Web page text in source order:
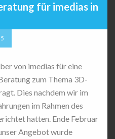
für imedias in
von imedias für eine
zum Thema 3D-
Dies nachdem wir im
im Rahmen des
hatten. Ende Februar
Angebot wurde